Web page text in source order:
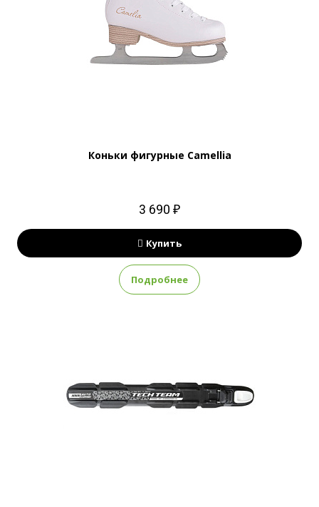
Коньки фигурные Camellia
3 690 ₽
Купить
Подробнее